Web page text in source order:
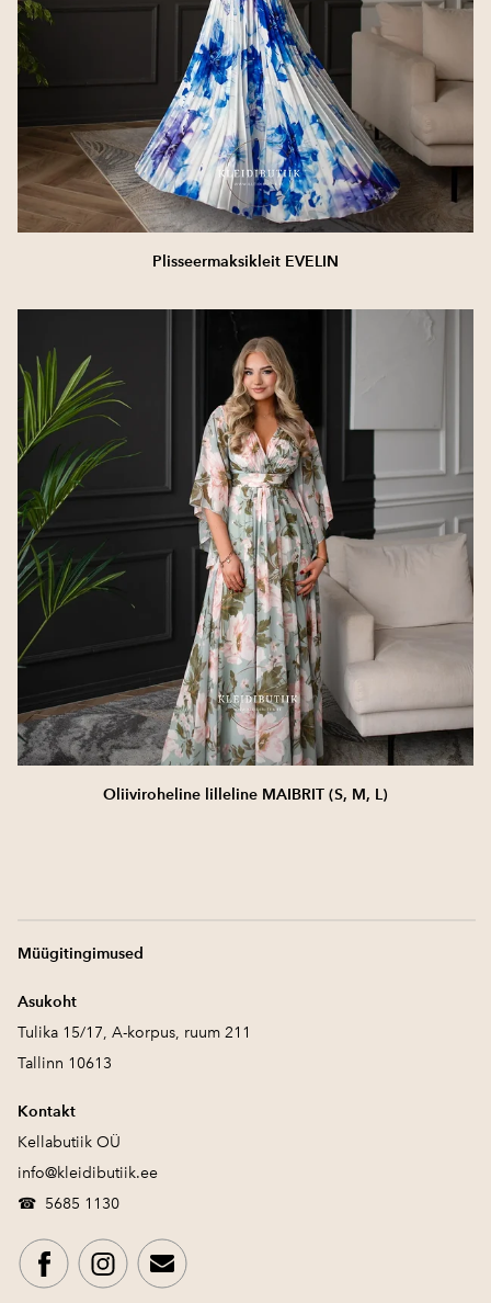
Plisseermaksikleit EVELIN
Oliiviroheline lilleline MAIBRIT (S, M, L)
Müügitingimused
Asukoht
Tulika 15/17, A-korpus, ruum 211
Tallinn 10613
Kontakt
Kellabutiik OÜ
info@kleidibutiik.ee
☎ 5685 1130